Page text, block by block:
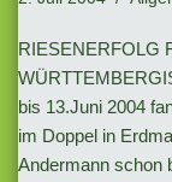
RIESENERFOLG
bis 13.Juni 2004
im Doppel in
Andermann schon